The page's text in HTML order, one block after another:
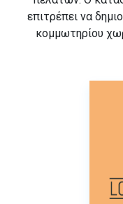
επιτρέπει να
κομμωτηρίου